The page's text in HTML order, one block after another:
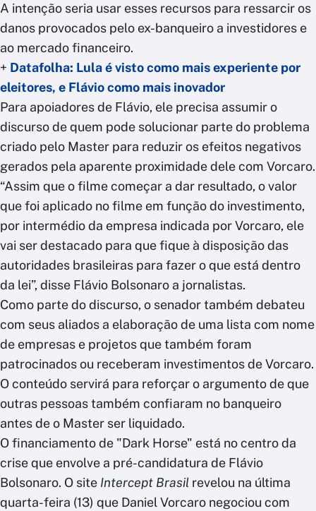
A intenção seria usar esses recursos para ressarcir os
danos provocados pelo ex-banqueiro a investidores e
ao mercado financeiro.
+ Datafolha: Lula é visto como mais experiente por
eleitores, e Flávio como mais inovador
Para apoiadores de Flávio, ele precisa assumir o
discurso de quem pode solucionar parte do problema
criado pelo Master para reduzir os efeitos negativos
gerados pela aparente proximidade dele com Vorcaro.
“Assim que o filme começar a dar resultado, o valor
que foi aplicado no filme em função do investimento,
por intermédio da empresa indicada por Vorcaro, ele
vai ser destacado para que fique à disposição das
autoridades brasileiras para fazer o que está dentro
da lei”, disse Flávio Bolsonaro a jornalistas.
Como parte do discurso, o senador também debateu
com seus aliados a elaboração de uma lista com nome
de empresas e projetos que também foram
patrocinados ou receberam investimentos de Vorcaro.
O conteúdo servirá para reforçar o argumento de que
outras pessoas também confiaram no banqueiro
antes de o Master ser liquidado.
O financiamento de "Dark Horse" está no centro da
crise que envolve a pré-candidatura de Flávio
Bolsonaro. O site Intercept Brasil revelou na última
quarta-feira (13) que Daniel Vorcaro negociou com